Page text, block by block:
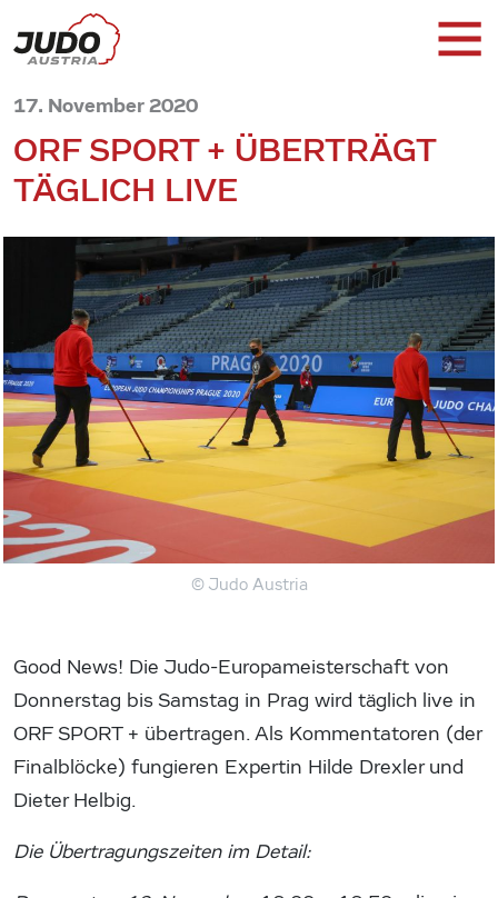
17. November 2020
ORF SPORT + ÜBERTRÄGT
TÄGLICH LIVE
© Judo Austria
Good News! Die Judo-Europameisterschaft von
Donnerstag bis Samstag in Prag wird täglich live in
ORF SPORT + übertragen. Als Kommentatoren (der
Finalblöcke) fungieren Expertin Hilde Drexler und
Dieter Helbig.
Die Übertragungszeiten im Detail: